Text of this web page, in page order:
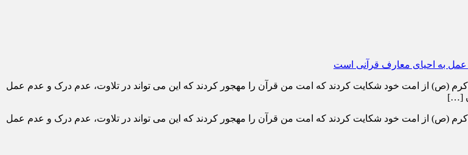
(ص) از امت خود شکایت کردند که امت من قرآن را مهجور کردند که این می تواند در تلاوت، عدم درک و عدم عمل
[…]
(ص) از امت خود شکایت کردند که امت من قرآن را مهجور کردند که این می تواند در تلاوت، عدم درک و عدم عمل